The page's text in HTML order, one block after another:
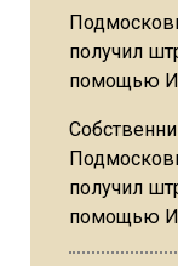
получил
помощью